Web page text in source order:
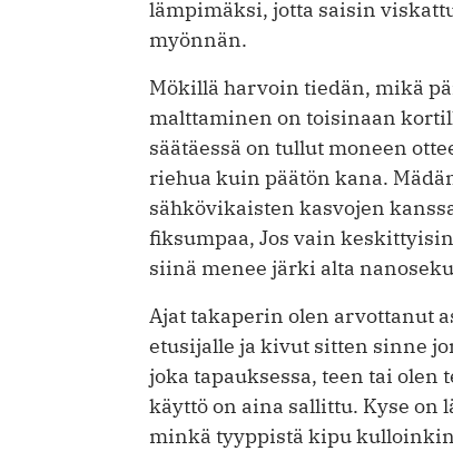
lämpimäksi, jotta saisin
myönnän.
Mökillä harvoin tiedän, mikä
malttaminen on toisinaan
säätäessä on tullut moneen
riehua kuin päätön kana.
sähkövikaisten kasvojen
fiksumpaa, Jos vain
siinä menee järki alta
Ajat takaperin olen arvottanut
etusijalle ja kivut sitten sinne
joka tapauksessa, teen tai
käyttö on aina sallittu. Kyse on
minkä tyyppistä kipu